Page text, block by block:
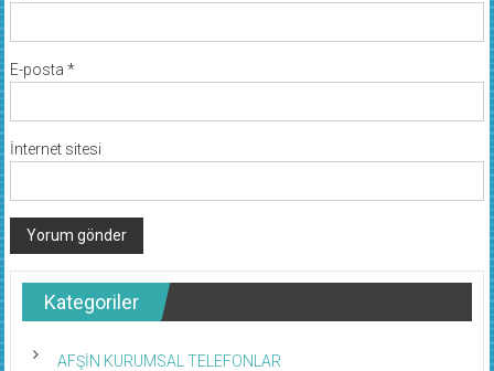
E-posta *
İnternet sitesi
Kategoriler
AFŞİN KURUMSAL TELEFONLAR